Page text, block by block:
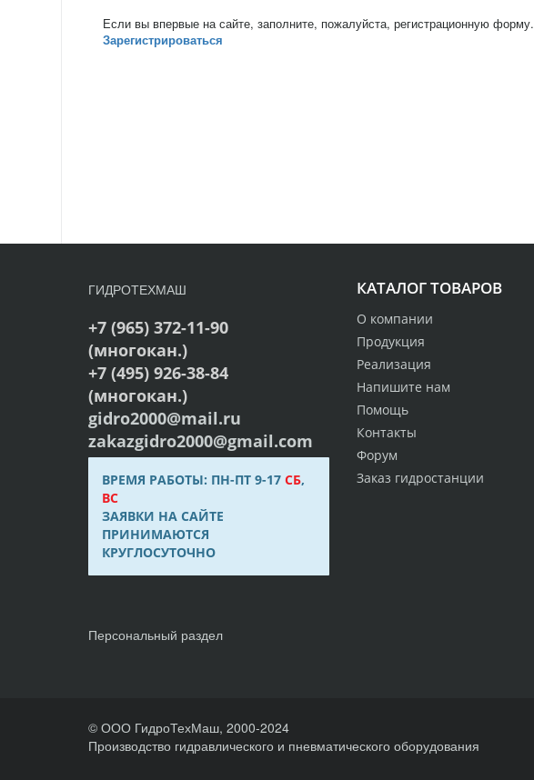
Если вы впервые на сайте, заполните, пожалуйста, регистрационную форму.
Зарегистрироваться
КАТАЛОГ ТОВАРОВ
О компании
Продукция
Реализация
Напишите нам
Помощь
Контакты
Форум
Заказ гидростанции
ГИДРОТЕХМАШ
+7 (965) 372-11-90
(многокан.)
+7 (495) 926-38-84
(многокан.)
gidro2000@mail.ru
zakazgidro2000@gmail.com
ВРЕМЯ РАБОТЫ: ПН-ПТ 9-17СБ,
ВС
ЗАЯВКИ НА САЙТЕ
ПРИНИМАЮТСЯ
КРУГЛОСУТОЧНО
Персональный раздел
© ООО ГидроТехМаш, 2000-2024
Производство гидравлического и пневматического оборудования